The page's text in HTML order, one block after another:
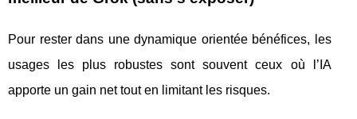
Pour rester dans une dynamique orientée bénéfices, les
usages les plus robustes sont souvent ceux où l’IA
apporte un gain net tout en limitant les risques.